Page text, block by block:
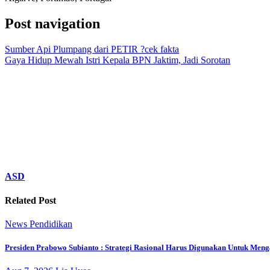
Post navigation
Sumber Api Plumpang dari PETIR ?cek fakta
Gaya Hidup Mewah Istri Kepala BPN Jaktim, Jadi Sorotan
ASD
Related Post
News Pendidikan
Presiden Prabowo Subianto : Strategi Rasional Harus Digunakan Untuk